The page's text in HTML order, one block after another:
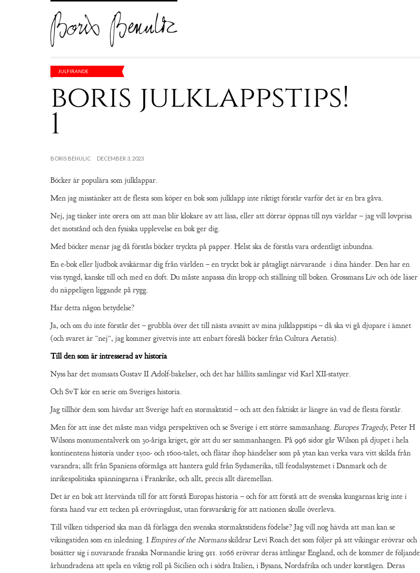
JULFIRANDE
boris julklappstips!
1
BORIS BENULIC DECEMBER 3, 2023
Böcker är populära som julklappar.
Men jag misstänker att de flesta som köper en bok som julklapp inte riktigt förstår varför det är en bra gåva.
Nej, jag tänker inte orera om att man blir klokare av att läsa, eller att dörrar öppnas till nya världar – jag vill lovprisa
det motstånd och den fysiska upplevelse en bok ger dig.
Med böcker menar jag då förstås böcker tryckta på papper. Helst ska de förstås vara ordentligt inbundna.
En e-bok eller ljudbok avskärmar dig från världen – en tryckt bok är påtagligt närvarande i dina händer. Den har en
viss tyngd, kanske till och med en doft. Du måste anpassa din kropp och ställning till boken. Grossmans Liv och öde läser
du näppeligen liggande på rygg.
Har detta någon betydelse?
Ja, och om du inte förstår det – grubbla över det till nästa avsnitt av mina julklappstips – då ska vi gå djupare i ämnet
(och svaret är ”nej”, jag kommer givetvis inte att enbart föreslå böcker från Cultura Aetatis).
Till den som är intresserad av historia
Nyss har det mumsats Gustav II Adolf-bakelser, och det har hållits samlingar vid Karl XII-statyer.
Och SvT kör en serie om Sveriges historia.
Jag tillhör dem som hävdar att Sverige haft en stormaktstid – och att den faktiskt är längre än vad de flesta förstår.
Men för att inse det måste man vidga perspektiven och se Sverige i ett större sammanhang. Europes Tragedy, Peter H
Wilsons monumentalverk om 30-åriga kriget, gör att du ser sammanhangen. På 996 sidor går Wilson på djupet i hela
kontinentens historia under 1500- och 1600-talet, och flätar ihop händelser som på ytan kan verka vara vitt skilda från
varandra; allt från Spaniens oförmåga att hantera guld från Sydamerika, till feodalsystemet i Danmark och de
inrikespolitiska spänningarna i Frankrike, och allt, precis allt däremellan.
Det är en bok att återvända till för att förstå Europas historia – och för att förstå att de svenska kungarnas krig inte i
första hand var ett tecken på erövringslust, utan försvarskrig för att nationen skulle överleva.
Till vilken tidsperiod ska man då förlägga den svenska stormaktstidens födelse? Jag vill nog hävda att man kan se
vikingatiden som en inledning. I Empires of the Normansskildrar Levi Roach det som följer på att vikingar erövrar och
bosätter sig i nuvarande franska Normandie kring 911. 1066 erövrar deras ättlingar England, och de kommer de följande
århundradena att spela en viktig roll på Sicilien och i södra Italien, i Bysans, Nordafrika och under korstågen. Deras